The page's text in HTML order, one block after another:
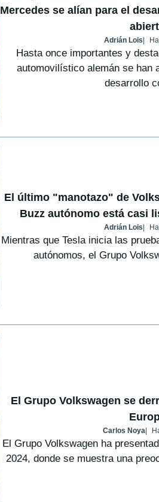
Mercedes se alían para el
Adrián Lois
Hasta once importantes y
automovilístico alemán se han
desarrollo
El último "manotazo" de
Buzz autónomo está casi
Adrián Lois
Mientras que Tesla inicia las
autónomos, el Grupo
El Grupo Volkswagen se
Carlos Noya
El Grupo Volkswagen ha
2024, donde se muestra una